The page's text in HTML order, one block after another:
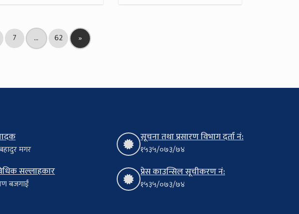
7 … 62 »
मगर
सल्लाहकार
बजगाईं
सूचना तथा प्रसारण विभाग दर्ता नं:
१५३५/०७३/७४
प्रेस काउन्सिल सूचीकरण नं:
१५३५/०७३/७४